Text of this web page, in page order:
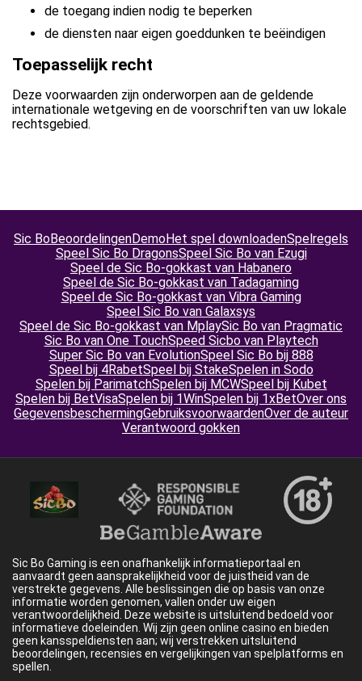
de toegang indien nodig te beperken
de diensten naar eigen goeddunken te beëindigen
Toepasselijk recht
Deze voorwaarden zijn onderworpen aan de geldende
internationale wetgeving en de voorschriften van uw lokale
rechtsgebied.
Sic BoBeoordelingenDemoHet spel downloadenSpelregels
Speel Sic Bo DragonsSpeel Sic Bo van Ezugi
Speel de Sic Bo-gokkast van Habanero
Speel de Sic Bo-gokkast van Tadagaming
Speel de Sic Bo-gokkast van Vibra Gaming
Speel Sic Bo van Galaxsys
Speel de Sic Bo-gokkast van MplaySic Bo van Pragmatic
Sic Bo van One TouchSpeed Sicbo van Playtech
Super Sic Bo van EvolutionSpeel Sic Bo bij 888
Speel bij 4RabetSpeel bij StakeSpelen in Sodo
Spelen bij ParimatchSpelen bij MCWSpeel bij Kubet
Spelen bij BetVisaSpelen bij 1WinSpelen bij 1xBetOver ons
GegevensbeschermingGebruiksvoorwaardenOver de auteur
Verantwoord gokken
Sic Bo Gaming is een onafhankelijk informatieportaal en
aanvaardt geen aansprakelijkheid voor de juistheid van de
verstrekte gegevens. Alle beslissingen die op basis van onze
informatie worden genomen, vallen onder uw eigen
verantwoordelijkheid. Deze website is uitsluitend bedoeld voor
informatieve doeleinden. Wij zijn geen online casino en bieden
geen kansspeldiensten aan; wij verstrekken uitsluitend
beoordelingen, recensies en vergelijkingen van spelplatforms en
spellen.